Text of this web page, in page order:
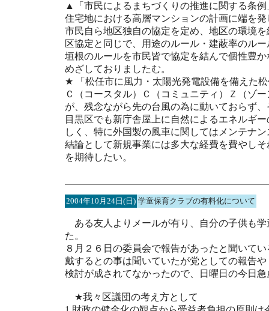
▲「市民によるまちづくりの推進に関する条例
住宅地における高層マンションの計画に端を
市民自ら地区独自の協定を定め、地区の環境
区協定と同じで、用途のルール・建蔽率のル
垣根のルールを市民皆で協定を結んで個性豊
めざしておりましたむ。
★ 「松任市に風力・太陽光発電設備を備えた
Ｃ（コースタル）Ｃ（コミュニティ）Ｚ（ゾ
が、残念ながら先の台風の為に動いておらず
目黒区でも新庁舎屋上に自然によるエネルギ
しく、特に外国製の風車に関してはメンテナ
結論として新規事業には多大な経費を費やし
を期待したい。
2004年10月24日(日) 学童保育クラブの有料化について
ある友人よりメールが有り、自分の子供も
た。
８月２６日の委員会で報告があったと聞いて
戴するとの事は聞いていたが党としての報告や
検討が成されてなかったので、日曜日の今日
★我々区議団の考え方として